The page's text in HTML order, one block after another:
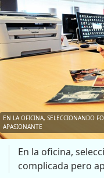
EN LA OFICINA, SELECCIONANDO
APASIONANTE
En la oficina,
complicada pero